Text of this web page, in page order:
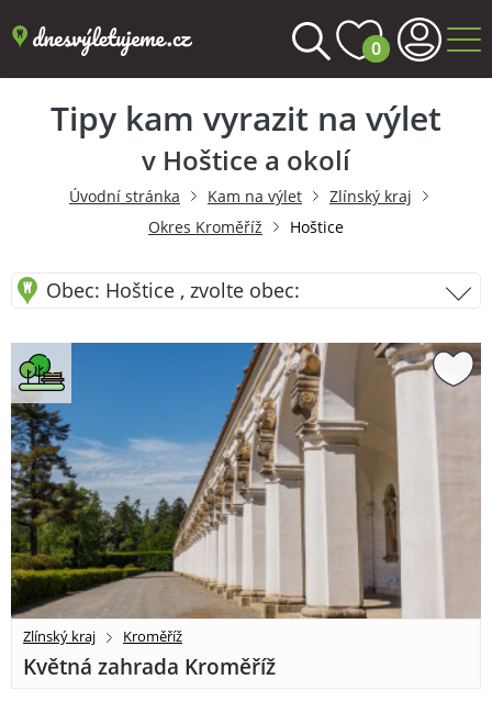
0
Tipy kam vyrazit na výlet
v Hoštice a okolí
Úvodní stránka Kam na výlet
Zlínský kraj
Okres Kroměříž
Hoštice
Obec: Hoštice , zvolte obec:
Zlínský kraj Kroměříž
Květná zahrada Kroměříž